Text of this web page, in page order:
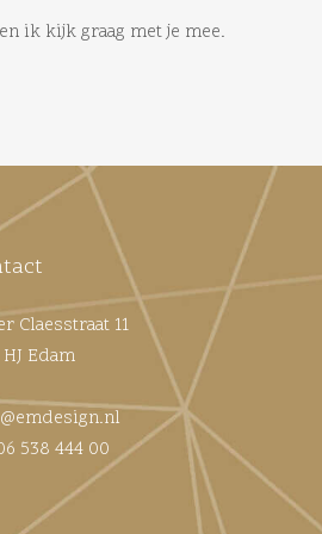
ik kijk graag met je mee.
Claesstraat 11
HJ Edam
538 444 00